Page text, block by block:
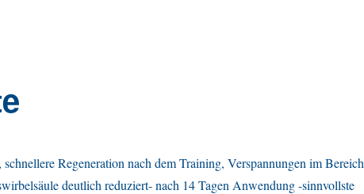
Regeneration nach dem Training, Verspannungen im Bereich
deutlich reduziert- nach 14 Tagen Anwendung -sinnvollste